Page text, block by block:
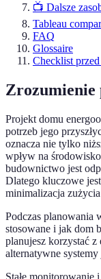
📺 Dalsze
Tableau
FAQ
Glossaire
Checklist
Zrozumienie
Projekt domu
potrzeb jego
oznacza nie tylko
wpływ na
budownictwo jest
Dlatego kluczowe
minimalizacja
Podczas planowania
stosowane i jak dom
planujesz korzystać z
alternatywne systemy
Stałe monitorowanie